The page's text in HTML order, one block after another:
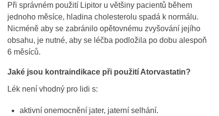
Při správném použití Lipitor u většiny pacientů během
jednoho měsíce, hladina cholesterolu spadá k normálu.
Nicméně aby se zabránilo opětovnému zvyšování jejího
obsahu, je nutné, aby se léčba podložila po dobu alespoň
6 měsíců.
Jaké jsou kontraindikace při použití Atorvastatin?
Lék není vhodný pro lidi s:
aktivní onemocnění jater, jaterní selhání.